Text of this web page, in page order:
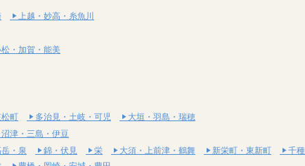
上越・妙高・糸魚川
松・加賀・能美
町 多治見・土岐・可児
大垣・羽島・瑞穂
沼津・三島・伊豆
・泉 錦・伏見 栄 大須・上前津・鶴舞 新栄町・東新町 千